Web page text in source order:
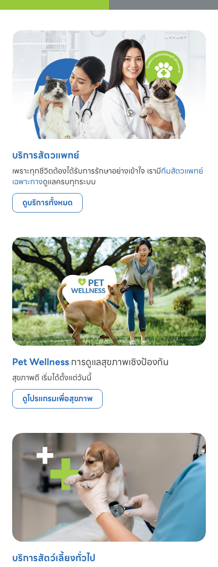
บริการสัตวแพทย์
เพราะทุกชีวิตต้องได้รับการรักษาอย่างเข้าใจ เรามีทีมสัตวแพทย์
เฉพาะทางดูแลครบทุกระบบ
ดูบริการทั้งหมด
Pet Wellnessการดูแลสุขภาพเชิงป้องกัน
สุขภาพดี เริ่มได้ตั้งแต่วันนี้
ดูโปรแกรมเพื่อสุขภาพ
บริการสัตว์เลี้ยงทั่วไป